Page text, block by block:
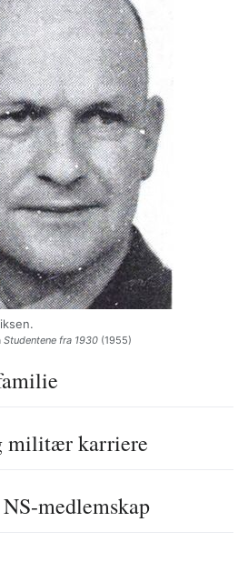
Studentene fra 1930 (1955)
militær karriere
medlemskap